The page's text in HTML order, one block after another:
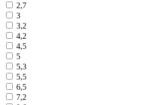
2,7
3
3,2
4,2
4,5
5
5,3
5,5
6,5
7,2